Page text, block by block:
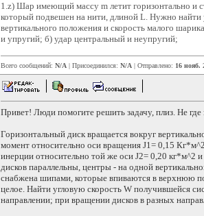
1.z) Шар имеющий массу m летит горизонтально и
который подвешен на нити, длиной L. Нужно найти
вертикального положения и скорость малого
и упругий; б) удар центральный и неупругий;
Всего сообщений: N/A | Присоединился: N/A | Отправлено: 16 нояб.
Привет! Люди помогите решить задачу, плиз. Не где
Горизонтальный диск вращается вокруг
момент относительно оси вращения J1= 0,15
инерции относительно той же оси J2= 0,20 кг*м^2
дисков параллельны, центры - на одной
снабжена шипами, которые впиваются в верхнюю
целое. Найти угловую скорость W получившейся
направлении; при вращении дисков в разных